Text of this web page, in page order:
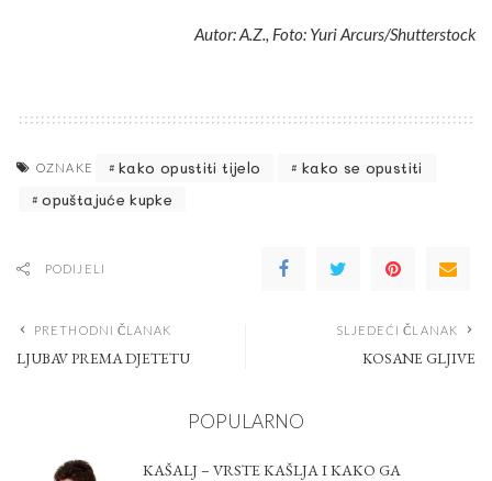
Autor: A.Z., Foto: Yuri Arcurs/Shutterstock
OZNAKE kako opustiti tijelo
kako se opustiti
opuštajuće kupke
PODIJELI
PRETHODNI ČLANAK
LJUBAV PREMA DJETETU
SLJEDEĆI ČLANAK
KOSANE GLJIVE
POPULARNO
KAŠALJ – VRSTE KAŠLJA I KAKO GA